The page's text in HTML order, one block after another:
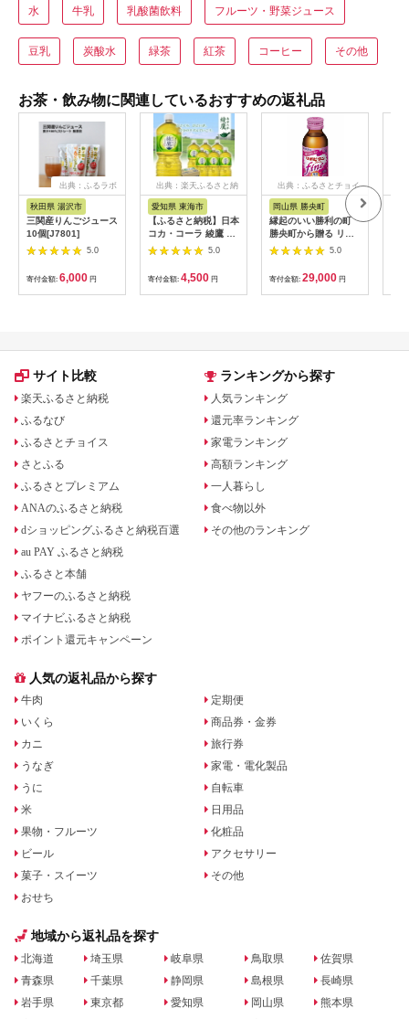
水 牛乳 乳酸菌飲料 フルーツ・野菜ジュース
豆乳 炭酸水 緑茶 紅茶 コーヒー その他
お茶・飲み物に関連しているおすすめの返礼品
出典：ふるラボ
秋田県 湯沢市
三関産りんごジュース
10個[J7801]
5.0
寄付金額: 6,000 円
出典：楽天ふるさと納
愛知県 東海市
【ふるさと納税】日本
コカ・コーラ 綾鷹 緑
茶 2L 6本 ペットボト
【1721645】
5.0
寄付金額: 4,500 円
出典：ふるさとチョイ
岡山県 勝央町
縁起のいい勝利の町
勝央町から贈る リポ
ビタンfine 50本セッ
ト 女性向け 大正製薬
医薬部外品 _S105
5.0
寄付金額: 29,000 円
サイト比較
楽天ふるさと納税
ふるなび
ふるさとチョイス
さとふる
ふるさとプレミアム
ANAのふるさと納税
dショッピングふるさと納税百選
au PAY ふるさと納税
ふるさと本舗
ヤフーのふるさと納税
マイナビふるさと納税
ポイント還元キャンペーン
ランキングから探す
人気ランキング
還元率ランキング
家電ランキング
高額ランキング
一人暮らし
食べ物以外
その他のランキング
人気の返礼品から探す
牛肉
いくら
カニ
うなぎ
うに
米
果物・フルーツ
ビール
菓子・スイーツ
おせち
定期便
商品券・金券
旅行券
家電・電化製品
自転車
日用品
化粧品
アクセサリー
その他
地域から返礼品を探す
北海道
青森県
岩手県
埼玉県
千葉県
東京都
岐阜県
静岡県
愛知県
鳥取県
島根県
岡山県
佐賀県
長崎県
熊本県